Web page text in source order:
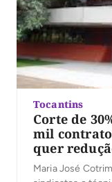
Tocantins
Corte de
mil
quer
Maria José